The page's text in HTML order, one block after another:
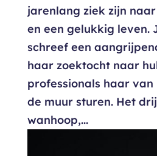
jarenlang ziek zijn
en een gelukkig leven.
schreef een
haar zoektocht naar
professionals haar
de muur sturen. Het
wanhoop,...